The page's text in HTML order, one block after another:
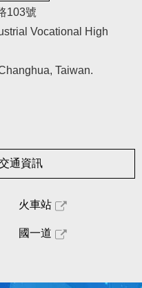
103號
Vocational High
Taiwan.
通資訊
火車站
國一道